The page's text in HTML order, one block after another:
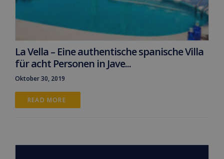
La Vella – Eine authentische spanische Villa
für acht Personen in Jave...
Oktober 30, 2019
READ MORE